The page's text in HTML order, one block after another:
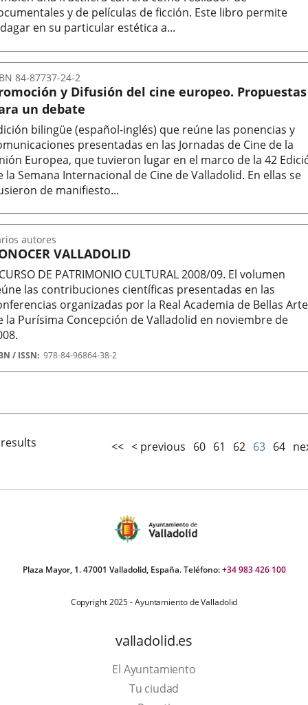
y de películas de ficción. Este libro permite
en su particular estética a...
y Difusión del cine europeo. Propuestas
un debate
bilingüe (español-inglés) que reúne las ponencias y
presentadas en las Jornadas de Cine de la
Europea, que tuvieron lugar en el marco de la 42
la Semana Internacional de Cine de Valladolid. En ellas se
de manifiesto...
84-87737-24-2
VALLADOLID
DE PATRIMONIO CULTURAL 2008/09. El volumen
las contribuciones científicas presentadas en las
organizadas por la Real Academia de Bellas
la Purísima Concepción de Valladolid en noviembre de
autores
/ ISSN 978-84-96864-38-2
<< < previous 60 61 62 63 64
Plaza Mayor, 1. 47001 Valladolid, España. Teléfono:+34 983 426 100
Copyright 2025 - Ayuntamiento de Valladolid
valladolid.es
El Ayuntamiento
Tu ciudad